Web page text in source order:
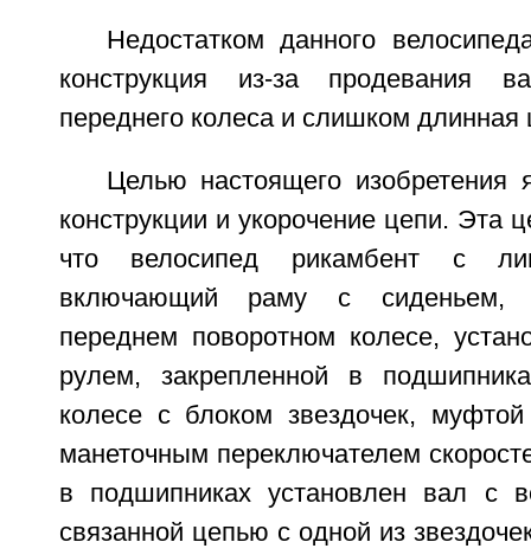
Недостатком данного
конструкция из-за продевания
переднего колеса и слишком длинная
Целью настоящего изобретения
конструкции и укорочение цепи. Эта
что велосипед рикамбент с
включающий раму с сиденьем,
переднем поворотном колесе,
рулем, закрепленной в
колесе с блоком звездочек,
манеточным переключателем
в подшипниках установлен вал с
связанной цепью с одной из